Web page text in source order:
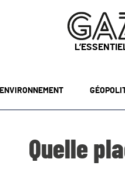
ENVIRONNEMENT
Quelle